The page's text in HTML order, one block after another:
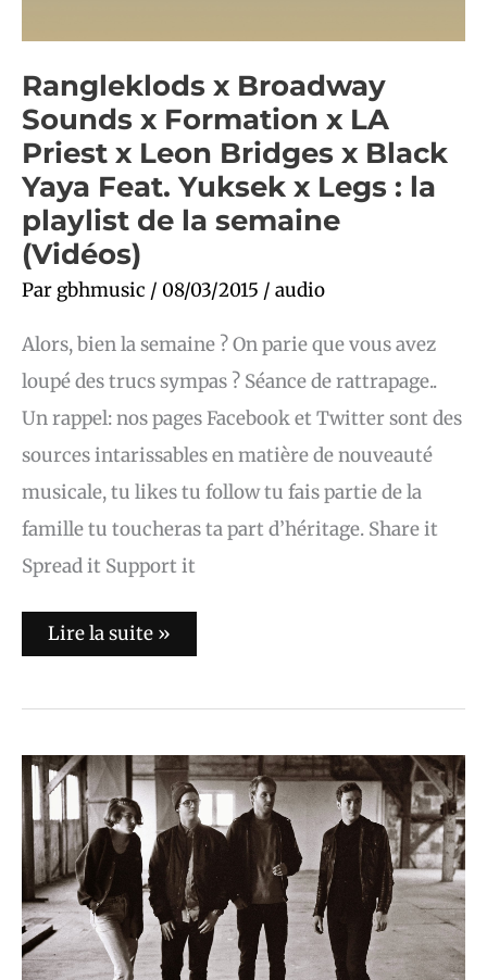
Rangleklods x Broadway
Sounds x Formation x LA
Priest x Leon Bridges x Black
Yaya Feat. Yuksek x Legs : la
playlist de la semaine
(Vidéos)
Par gbhmusic / 08/03/2015 / audio
Alors, bien la semaine ? On parie que vous avez
loupé des trucs sympas ? Séance de rattrapage..
Un rappel: nos pages Facebook et Twitter sont des
sources intarissables en matière de nouveauté
musicale, tu likes tu follow tu fais partie de la
famille tu toucheras ta part d’héritage. Share it
Spread it Support it
la
playlist
de
la
semaine
(Vidéos)
Lire la suite »
Le
Prix
Deezer
Adami
Part
III
:
Grand
Blanc
grandeur
mature
(Interview)